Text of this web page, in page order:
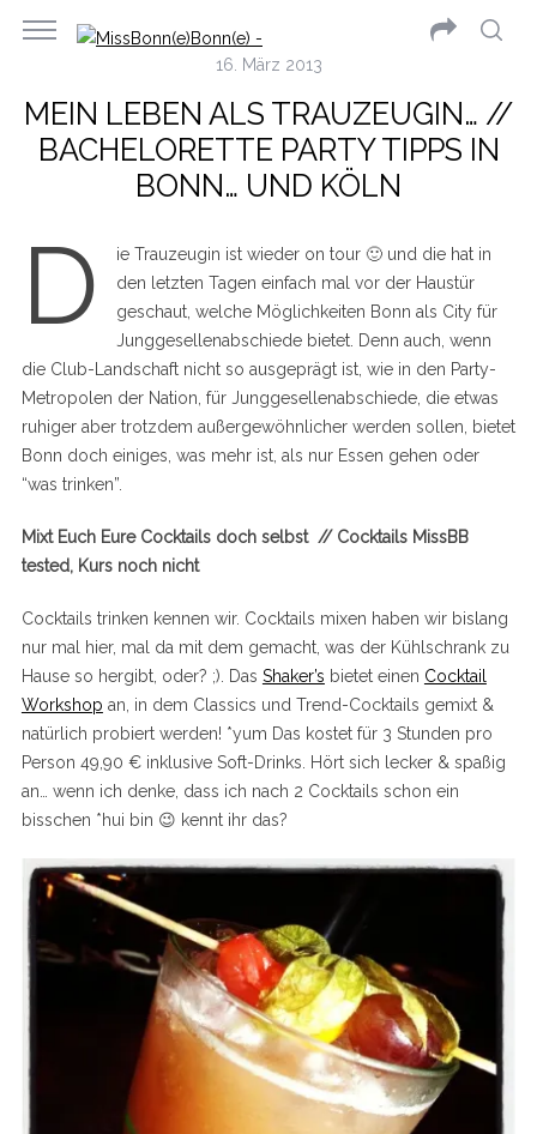
16. März 2013
MEIN LEBEN ALS TRAUZEUGIN… //
BACHELORETTE PARTY TIPPS IN
BONN… UND KÖLN
D
ie Trauzeugin ist wieder on tour 🙂 und die hat in
den letzten Tagen einfach mal vor der Haustür
geschaut, welche Möglichkeiten Bonn als City für
Junggesellenabschiede bietet. Denn auch, wenn
die Club-Landschaft nicht so ausgeprägt ist, wie in den Party-
Metropolen der Nation, für Junggesellenabschiede, die etwas
ruhiger aber trotzdem außergewöhnlicher werden sollen, bietet
Bonn doch einiges, was mehr ist, als nur Essen gehen oder
“was trinken”.
Mixt Euch Eure Cocktails doch selbst // Cocktails MissBB
tested, Kurs noch nicht
Cocktails trinken kennen wir. Cocktails mixen haben wir bislang
nur mal hier, mal da mit dem gemacht, was der Kühlschrank zu
Hause so hergibt, oder? ;). Das Shaker’s bietet einen Cocktail
Workshop an, in dem Classics und Trend-Cocktails gemixt &
natürlich probiert werden! *yum Das kostet für 3 Stunden pro
Person 49,90 € inklusive Soft-Drinks. Hört sich lecker & spaßig
an… wenn ich denke, dass ich nach 2 Cocktails schon ein
bisschen *hui bin 😉 kennt ihr das?